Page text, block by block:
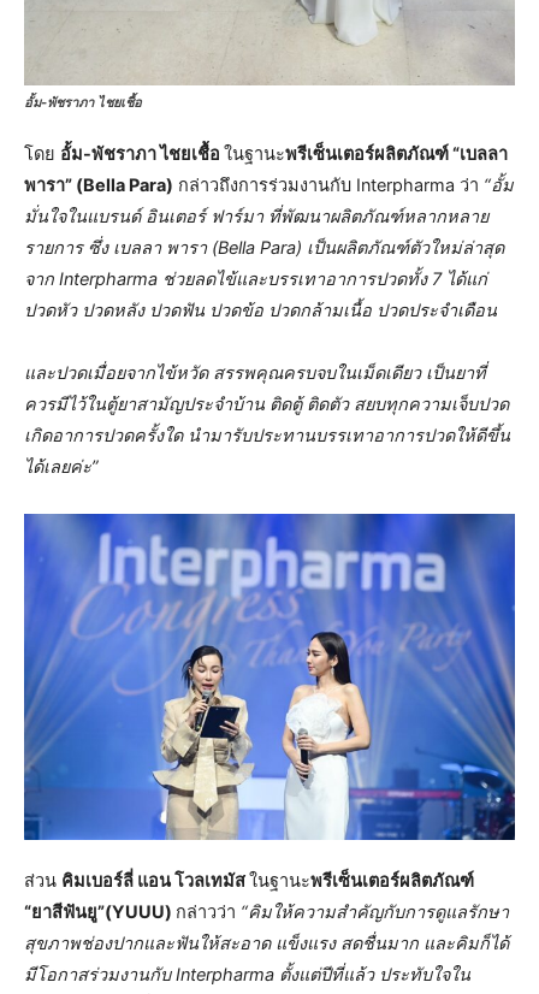
อั้ม-พัชราภา ไชยเชื้อ
โดย อั้ม-พัชราภา ไชยเชื้อ ในฐานะพรีเซ็นเตอร์ผลิตภัณฑ์ “เบลลา
พารา” (Bella Para) กล่าวถึงการร่วมงานกับ Interpharma ว่า “อั้ม
มั่นใจในแบรนด์ อินเตอร์ ฟาร์มา ที่พัฒนาผลิตภัณฑ์หลากหลาย
รายการ ซึ่ง เบลลา พารา (Bella Para) เป็นผลิตภัณฑ์ตัวใหม่ล่าสุด
จาก Interpharma ช่วยลดไข้และบรรเทาอาการปวดทั้ง 7 ได้แก่
ปวดหัว ปวดหลัง ปวดฟัน ปวดข้อ ปวดกล้ามเนื้อ ปวดประจำเดือน
และปวดเมื่อยจากไข้หวัด สรรพคุณครบจบในเม็ดเดียว เป็นยาที่
ควรมีไว้ในตู้ยาสามัญประจำบ้าน ติดตู้ ติดตัว สยบทุกความเจ็บปวด
เกิดอาการปวดครั้งใด นำมารับประทานบรรเทาอาการปวดให้ดีขึ้น
ได้เลยค่ะ”
ส่วน คิมเบอร์ลี่ แอน โวลเทมัสในฐานะพรีเซ็นเตอร์ผลิตภัณฑ์
“ยาสีฟันยู”(YUUU) กล่าวว่า “คิมให้ความสำคัญกับการดูแลรักษา
สุขภาพช่องปากและฟันให้สะอาด แข็งแรง สดชื่นมาก และคิมก็ได้
มีโอกาสร่วมงานกับ Interpharma ตั้งแต่ปีที่แล้ว ประทับใจใน